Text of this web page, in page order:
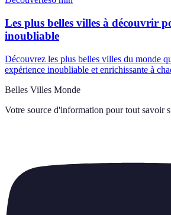
Les plus belles villes à découvrir
inoubliable
Découvrez les plus belles villes du monde
expérience inoubliable et enrichissante à
Belles Villes Monde
Votre source d'information pour tout savoir